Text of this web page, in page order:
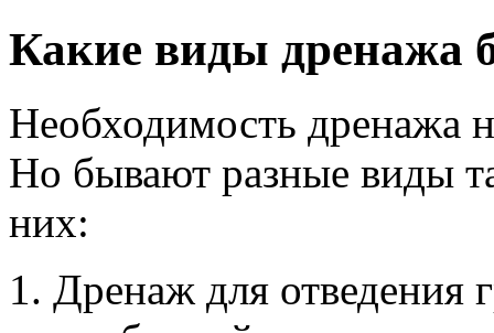
Какие виды дренажа
Необходимость дренажа
Но бывают разные виды
них:
Дренаж для отведения